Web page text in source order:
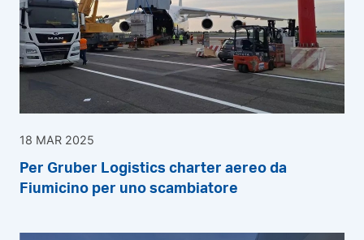
18 MAR 2025
Per Gruber Logistics charter aereo da
Fiumicino per uno scambiatore